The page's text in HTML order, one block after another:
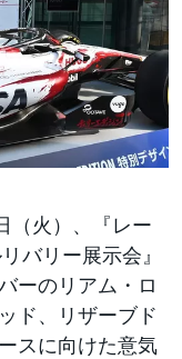
（火）、『レー
バリー展示会』
ーのリアム・ロ
ド、リザーブド
スに向けた意気